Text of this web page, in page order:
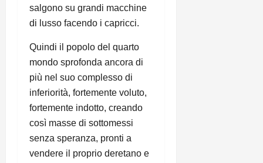
salgono su grandi macchine
di lusso facendo i capricci.
Quindi il popolo del quarto
mondo sprofonda ancora di
più nel suo complesso di
inferiorità, fortemente voluto,
fortemente indotto, creando
così masse di sottomessi
senza speranza, pronti a
vendere il proprio deretano e